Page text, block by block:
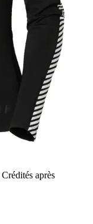
Crédités après